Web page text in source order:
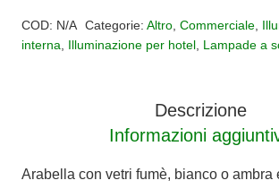
ARABELLA
COD: N/A Categorie: Altro, Commerciale,
interna
Illuminazione per hotel Lampade a
Descrizione
Informazioni
Arabella con vetri fumè, bianco o ambra